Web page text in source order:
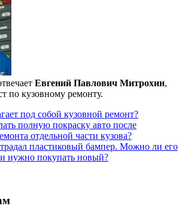
Евгений Павлович Митрохин,
по кузовному ремонту.
под собой кузовной ремонт?
полную покраску авто после
отдельной части кузова?
пластиковый бампер. Можно ли его
нужно покупать новый?